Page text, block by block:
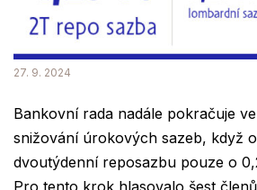
27. 9. 2024
Bankovní rada nadále pokračuje
snižování úrokových sazeb, když
dvoutýdenní reposazbu pouze o